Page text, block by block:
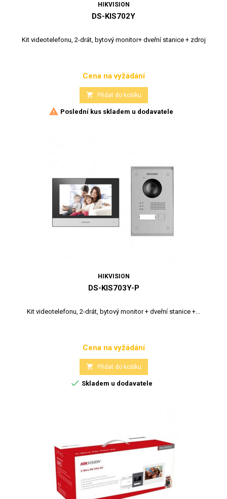
HIKVISION
DS-KIS702Y
Kit videotelefonu, 2-drát, bytový monitor+ dveřní stanice + zdroj
Cena
Cena na vyžádání
 Přidat do košíku
 Poslední kus skladem u dodavatele
HIKVISION
DS-KIS703Y-P
Kit videotelefonu, 2-drát, bytový monitor + dveřní stanice +...
Cena
Cena na vyžádání
 Přidat do košíku
 Skladem u dodavatele